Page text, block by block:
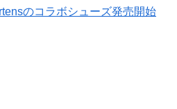
のコラボシューズ発売開始